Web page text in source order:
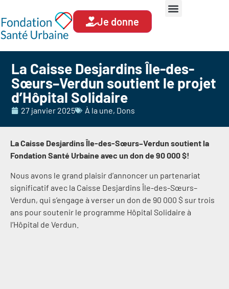
Je donne
La Caisse Desjardins Île-des-
Sœurs–Verdun soutient le projet
d’Hôpital Solidaire
27 janvier 2025 À la une, Dons
La Caisse Desjardins Île-des-Sœurs–Verdun soutient la
Fondation Santé Urbaine avec un don de 90 000 $!
Nous avons le grand plaisir d’annoncer un partenariat
significatif avec la Caisse Desjardins Île-des-Sœurs–
Verdun, qui s’engage à verser un don de 90 000 $ sur trois
ans pour soutenir le programme Hôpital Solidaire à
l’Hôpital de Verdun.